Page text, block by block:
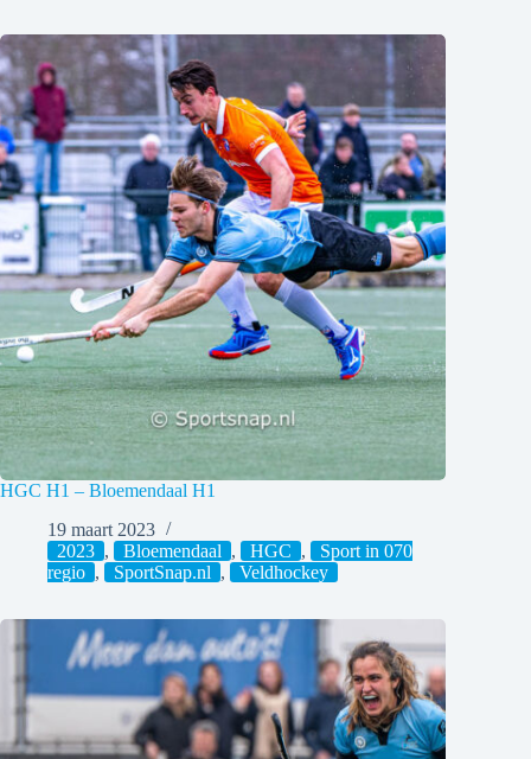
HGC H1 – Bloemendaal H1
19 maart 2023
2023 , Bloemendaal , HGC ,
Sport in 070
regio , SportSnap.nl , Veldhockey